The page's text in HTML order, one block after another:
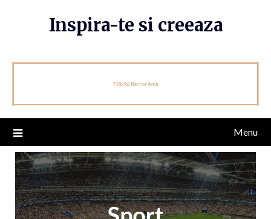
Inspira-te si creeaza
Menu